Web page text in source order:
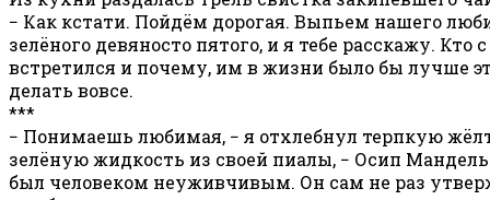
− Как кстати. Пойдём дорогая. Выпьем нашего
зелёного девяносто пятого, и я тебе расскажу. Кто
встретился и почему, им в жизни было бы лучше
делать вовсе.
***
− Понимаешь любимая, − я отхлебнул терпкую
зелёную жидкость из своей пиалы, − Осип
был человеком неуживчивым. Он сам не раз